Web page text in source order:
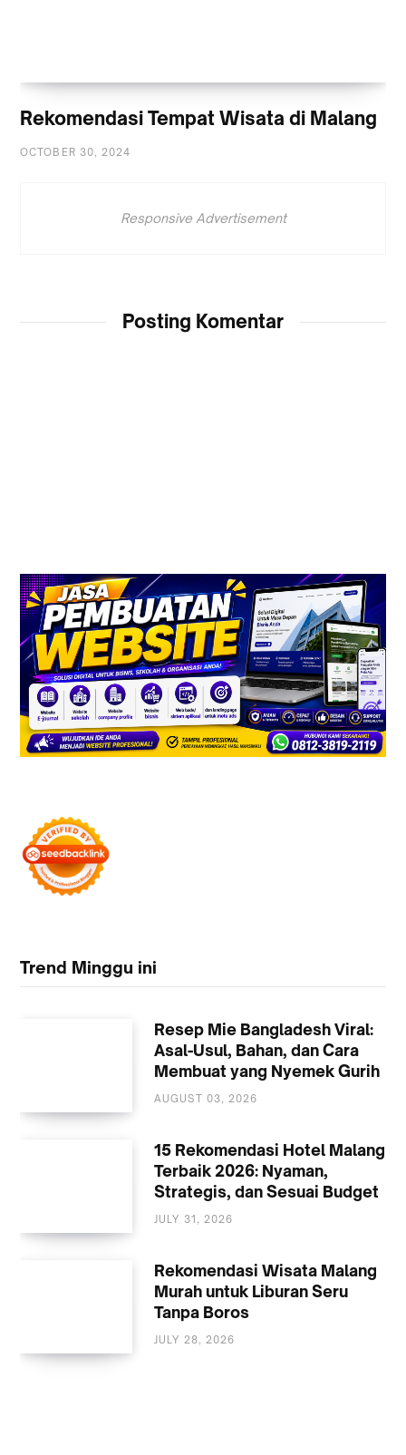
Rekomendasi Tempat Wisata di Malang
OCTOBER 30, 2024
Responsive Advertisement
Posting Komentar
Trend Minggu ini
Resep Mie Bangladesh Viral:
Asal-Usul, Bahan, dan Cara
Membuat yang Nyemek Gurih
AUGUST 03, 2026
AKOMODASI
15 Rekomendasi Hotel Malang
Terbaik 2026: Nyaman,
Strategis, dan Sesuai Budget
JULY 31, 2026
Rekomendasi Wisata Malang
Murah untuk Liburan Seru
Tanpa Boros
JULY 28, 2026